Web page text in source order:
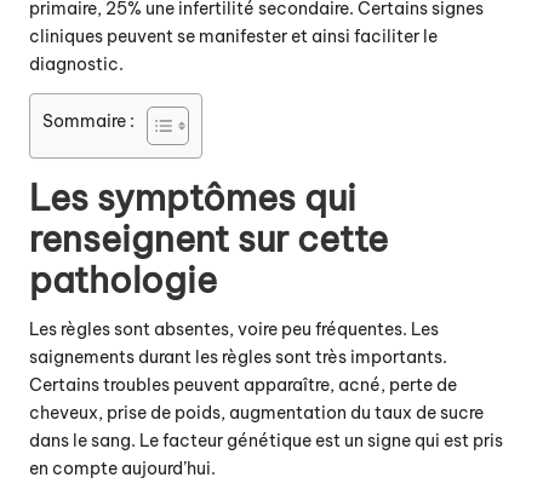
primaire, 25% une infertilité secondaire. Certains signes
cliniques peuvent se manifester et ainsi faciliter le
diagnostic.
Sommaire :
Les symptômes qui
renseignent sur cette
pathologie
Les règles sont absentes, voire peu fréquentes. Les
saignements durant les règles sont très importants.
Certains troubles peuvent apparaître, acné, perte de
cheveux, prise de poids, augmentation du taux de sucre
dans le sang. Le facteur génétique est un signe qui est pris
en compte aujourd’hui.